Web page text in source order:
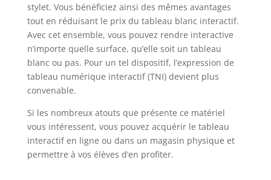
stylet. Vous bénéficiez ainsi des mêmes avantages
tout en réduisant le prix du tableau blanc interactif.
Avec cet ensemble, vous pouvez rendre interactive
n’importe quelle surface, qu’elle soit un tableau
blanc ou pas. Pour un tel dispositif, l’expression de
tableau numérique interactif (TNI) devient plus
convenable.
Si les nombreux atouts que présente ce matériel
vous intéressent, vous pouvez acquérir le tableau
interactif en ligne ou dans un magasin physique et
permettre à vos élèves d’en profiter.